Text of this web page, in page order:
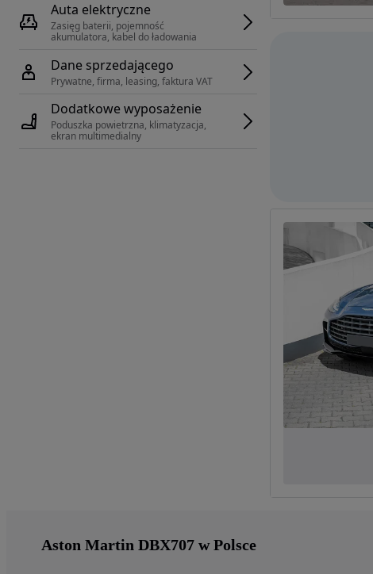
Auta elektryczne
Zasięg baterii, pojemność
akumulatora, kabel do ładowania
Dane sprzedającego
Prywatne, firma, leasing, faktura VAT
Dodatkowe wyposażenie
Poduszka powietrzna, klimatyzacja,
ekran multimedialny
Aston Martin DBX707 w Polsce